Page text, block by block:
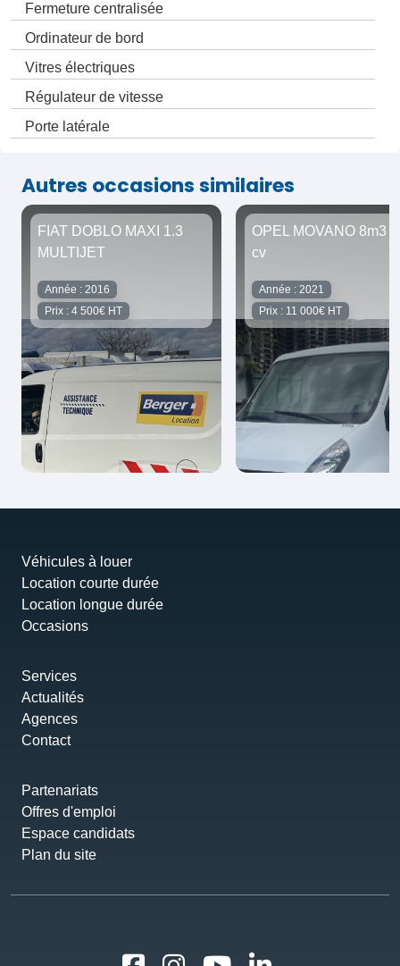
Fermeture centralisée
Ordinateur de bord
Vitres électriques
Régulateur de vitesse
Porte latérale
Autres occasions similaires
FIAT DOBLO MAXI 1.3
MULTIJET
Année : 2016
Prix : 4 500€ HT
OPEL MOVANO 8m3
cv
Année : 2021
Prix : 11 000€ HT
Véhicules à louer
Location courte durée
Location longue durée
Occasions
Services
Actualités
Agences
Contact
Partenariats
Offres d'emploi
Espace candidats
Plan du site